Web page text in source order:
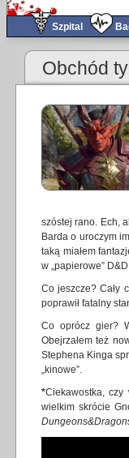
Szpital
Obchód tygodnia #655 –
Obchód
szóstej rano. Ech,
Barda o uroczym
taką miałem
w „papierowe”
Co jeszcze? Cały
poprawił fatalny
Co oprócz gier?
Obejrzałem też
Stephena Kinga
„kinowe”.
*Ciekawostka,
wielkim skrócie